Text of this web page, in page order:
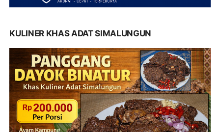
KULINER KHAS ADAT SIMALUNGUN